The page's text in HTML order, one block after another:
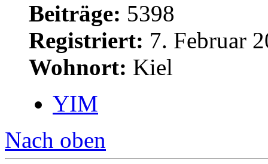
Beiträge: 5398
Registriert: 7. Februar
Wohnort: Kiel
YIM
Nach oben